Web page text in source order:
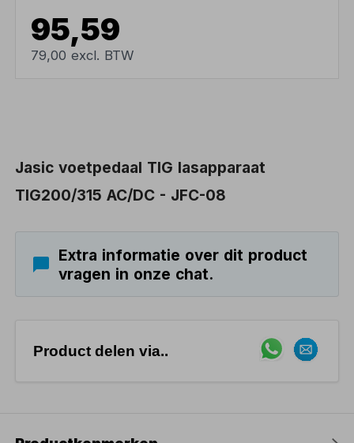
95,59
79,00 excl. BTW
Jasic voetpedaal TIG lasapparaat
TIG200/315 AC/DC - JFC-08
Extra informatie over dit product
vragen in onze chat.
Product delen via..